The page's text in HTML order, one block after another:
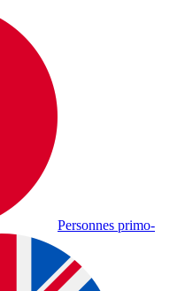
Personnes primo-